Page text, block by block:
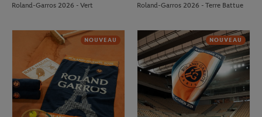
Roland-Garros 2026 - Vert
Roland-Garros 2026 - Terre Battue
NOUVEAU NOUVEAU